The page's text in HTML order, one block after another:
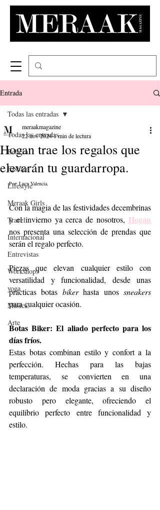
Entrada
Todas las entradas
Belleza
Fashion
Lifestyle
Meraak Girls
Travel
Internacional
Entrevistas
Workshops
yoga
Música.
Arte
Todas las entradas
Hogan trae los regalos que
elevarán tu guardarropa.
meraakmagazine
22 nov 20241 min de lectura
Por: Lucy Valencia.
Con la magia de las festividades decembrinas
y el invierno ya cerca de nosotros, Hogan
nos presenta una selección de prendas que
serán el regalo perfecto.
Piezas que elevan cualquier estilo con
versatilidad y funcionalidad, desde unas
prácticas botas biker hasta unos sneakers
para cualquier ocasión.
Botas Biker: El aliado perfecto para los
días fríos.
Estas botas combinan estilo y confort a la
perfección. Hechas para las bajas
temperaturas, se convierten en una
declaración de moda gracias a su diseño
robusto pero elegante, ofreciendo el
equilibrio perfecto entre funcionalidad y
estilo.